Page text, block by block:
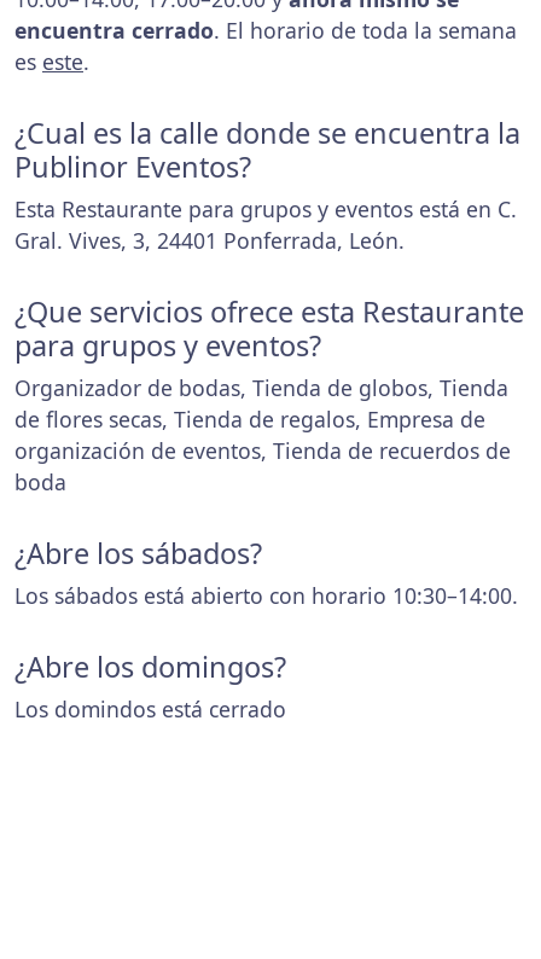
encuentra cerrado. El horario de toda la semana
es este.
¿Cual es la calle donde se encuentra la
Publinor Eventos?
Esta Restaurante para grupos y eventos está en C.
Gral. Vives, 3, 24401 Ponferrada, León.
¿Que servicios ofrece esta Restaurante
para grupos y eventos?
Organizador de bodas, Tienda de globos, Tienda
de flores secas, Tienda de regalos, Empresa de
organización de eventos, Tienda de recuerdos de
boda
¿Abre los sábados?
Los sábados está abierto con horario 10:30–14:00.
¿Abre los domingos?
Los domindos está cerrado